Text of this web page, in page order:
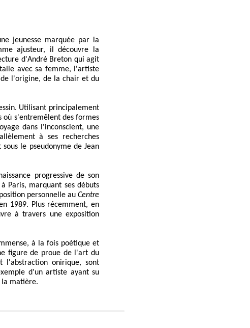
jeunesse marquée par la
ajusteur, il découvre la
d'André Breton qui agit
avec sa femme, l'artiste
l'origine, de la chair et du
Utilisant principalement
où s'entremêlent des formes
dans l'inconscient, une
à ses recherches
le pseudonyme de Jean
progressive de son
à Paris, marquant ses débuts
personnelle au Centre
1989. Plus récemment, en
à travers une exposition
à la fois poétique et
figure de proue de l'art du
l'abstraction onirique, sont
d'un artiste ayant su
la matière.